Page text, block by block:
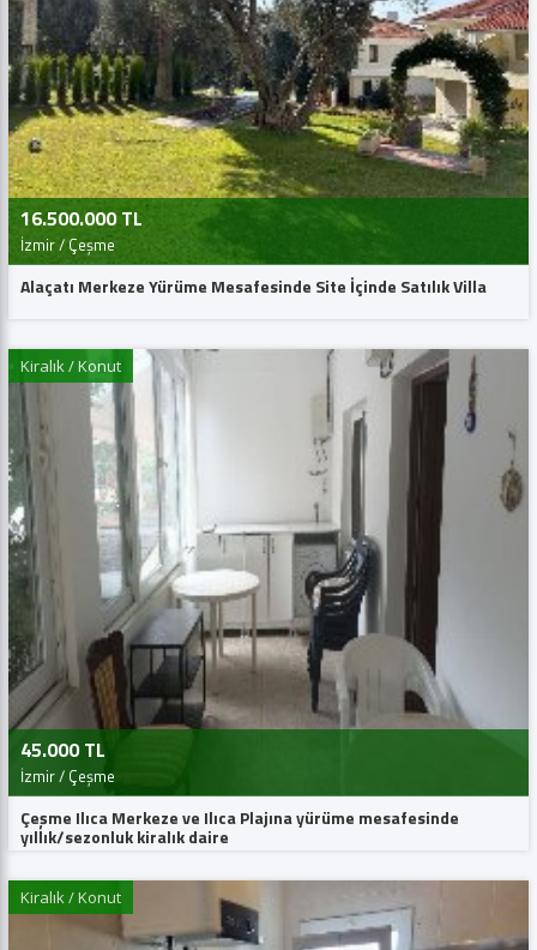
16.500.000 TL
İzmir / Çeşme
Alaçatı Merkeze Yürüme Mesafesinde Site İçinde Satılık Villa
Kiralık / Konut
45.000 TL
İzmir / Çeşme
Çeşme Ilıca Merkeze ve Ilıca Plajına yürüme mesafesinde
yıllık/sezonluk kiralık daire
Kiralık / Konut